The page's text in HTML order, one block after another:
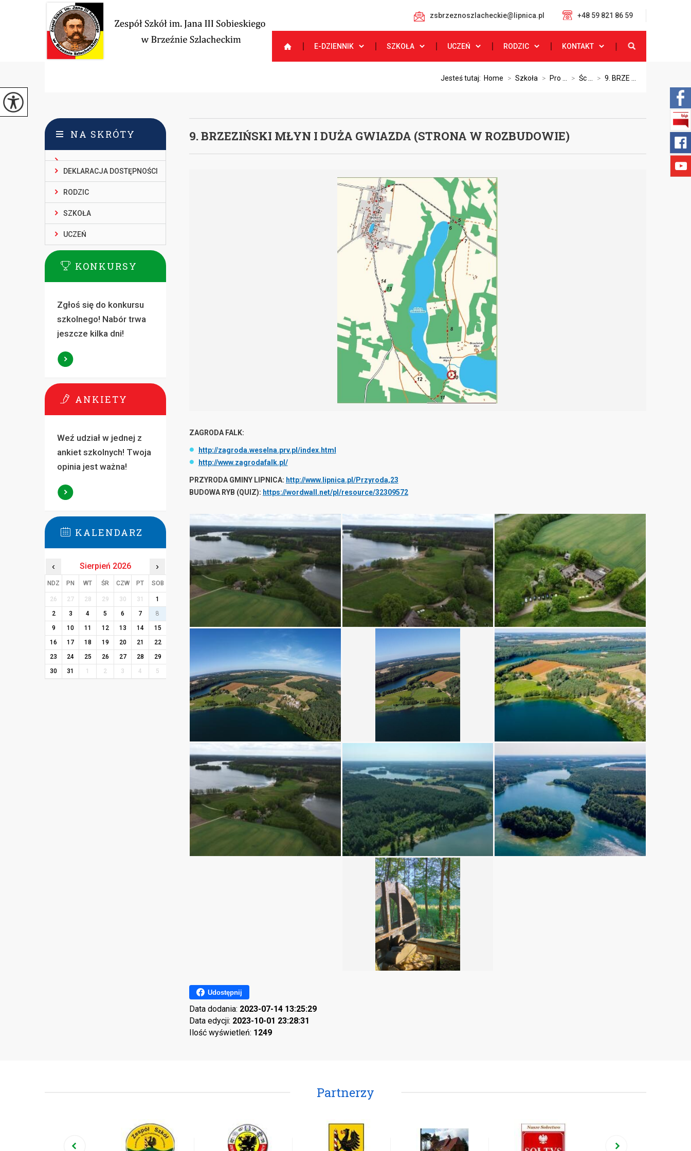
zsbrzeznoszlacheckie@lipnica.pl +48 59 821 86 59
E-DZIENNIK SZKOŁA UCZEŃ RODZIC KONTAKT
Jesteś tutaj: Home > Szkoła > Pro ... > Śc ... > 9. BRZE ...
9. BRZEZIŃSKI MŁYN I DUŻA GWIAZDA (STRONA W ROZBUDOWIE)
ZAGRODA FALK:
http://zagroda.weselna.prv.pl/index.html
http://www.zagrodafalk.pl/
PRZYRODA GMINY LIPNICA: http://www.lipnica.pl/Przyroda,23
BUDOWA RYB (QUIZ): https://wordwall.net/pl/resource/32309572
Udostępnij
Data dodania: 2023-07-14 13:25:29
Data edycji: 2023-10-01 23:28:31
Ilość wyświetleń: 1249
NA SKRÓTY
DEKLARACJA DOSTĘPNOŚCI
RODZIC
SZKOŁA
UCZEŃ
KONKURSY
Zgłoś się do konkursu
szkolnego! Nabór trwa
jeszcze kilka dni!
ANKIETY
Weź udział w jednej z
ankiet szkolnych! Twoja
opinia jest ważna!
KALENDARZ
‹ Sierpień 2026 ›
NDZ PN WT ŚR CZW PT SOB
26 27 28 29 30 31
1
2
3 4 5 6 7
8
9
10 11 12 13 14
15
16
17 18 19 20 21
22
23
24 25 26 27 28
29
30
31 1 2 3 4 5
Partnerzy